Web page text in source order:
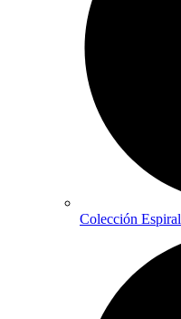
Colección Espiral